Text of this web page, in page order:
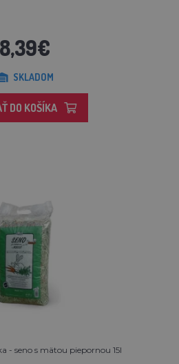
8,39€
SKLADOM
DO KOŠÍKA
- seno s mätou piepornou 15l